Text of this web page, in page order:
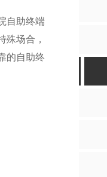
自助终端
殊场合，
的自助终